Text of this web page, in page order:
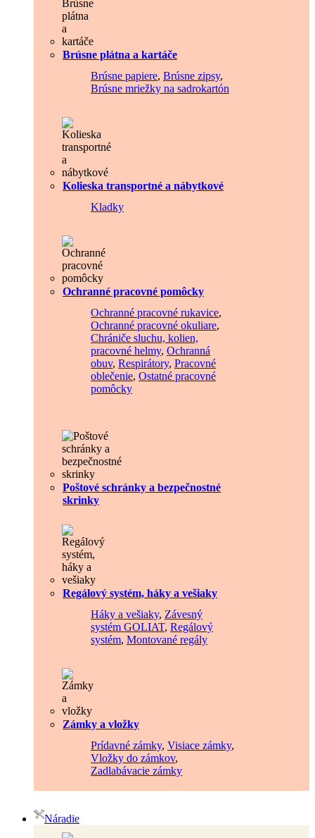
Brúsne plátna a kartáče
Brúsne papiere, Brúsne zipsy,
Brúsne mriežky na sadrokartón
Kolieska transportné a nábytkové
Kladky
Ochranné pracovné pomôcky
Ochranné pracovné rukavice,
Ochranné pracovné okuliare,
Chrániče sluchu, kolien,
pracovné helmy, Ochranná
obuv, Respirátory, Pracovné
oblečenie, Ostatné pracovné
pomôcky
Poštové schránky a bezpečnostné
skrinky
Regálový systém, háky a vešiaky
Háky a vešiaky, Závesný
systém GOLIAT, Regálový
systém, Montované regály
Zámky a vložky
Prídavné zámky, Visiace zámky,
Vložky do zámkov,
Zadlabávacie zámky
Náradie